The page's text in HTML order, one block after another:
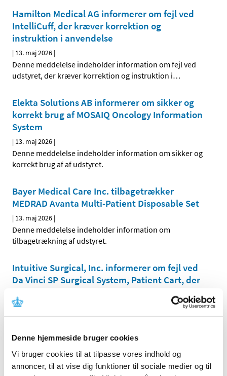
Denne hjemmeside bruger cookies
Vi bruger cookies til at tilpasse vores indhold og
annoncer, til at vise dig funktioner til sociale medier og til
Hamilton Medical AG informerer om fejl ved
IntelliCuff, der kræver korrektion og
instruktion i anvendelse
| 13. maj 2026 |
Denne meddelelse indeholder information om fejl ved
udstyret, der kræver korrektion og instruktion i…
Elekta Solutions AB informerer om sikker og
korrekt brug af MOSAIQ Oncology Information
System
| 13. maj 2026 |
Denne meddelelse indeholder information om sikker og
korrekt brug af af udstyret.
Bayer Medical Care Inc. tilbagetrækker
MEDRAD Avanta Multi-Patient Disposable Set
| 13. maj 2026 |
Denne meddelelse indeholder information om
tilbagetrækning af udstyret.
Intuitive Surgical, Inc. informerer om fejl ved
Da Vinci SP Surgical System, Patient Cart, der
|13. maj 2026
Denne meddelelse indeholder information om fejl ved
Abbott Medical informerer om fejl i software
med instruktion om opdatering og anvendelse